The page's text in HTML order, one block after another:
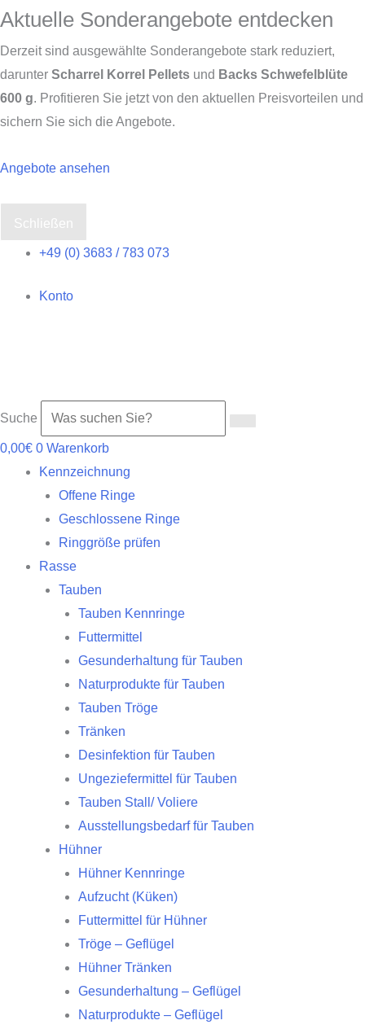
Aktuelle Sonderangebote entdecken
Derzeit sind ausgewählte Sonderangebote stark reduziert,
darunter Scharrel Korrel Pellets und Backs Schwefelblüte
600 g. Profitieren Sie jetzt von den aktuellen Preisvorteilen und
sichern Sie sich die Angebote.
Angebote ansehen
Schließen
springen
+49 (0) 3683 / 783 073
Konto
Suche
0,00€ 0 Warenkorb
Kennzeichnung
Offene Ringe
Geschlossene Ringe
Ringgröße prüfen
Rasse
Tauben
Tauben Kennringe
Futtermittel
Gesunderhaltung für Tauben
Naturprodukte für Tauben
Tauben Tröge
Tränken
Desinfektion für Tauben
Ungeziefermittel für Tauben
Tauben Stall/ Voliere
Ausstellungsbedarf für Tauben
Hühner
Hühner Kennringe
Aufzucht (Küken)
Futtermittel für Hühner
Tröge – Geflügel
Hühner Tränken
Gesunderhaltung – Geflügel
Naturprodukte – Geflügel